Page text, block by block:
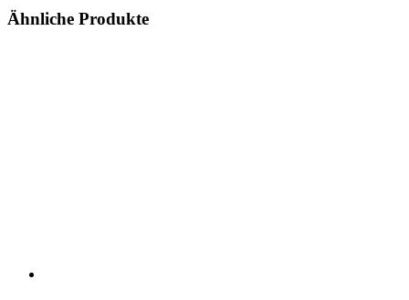
Ähnliche Produkte